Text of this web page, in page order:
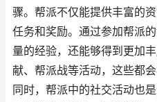
骤。帮派不仅能提供丰富的
任务和奖励。通过参加帮派
量的经验，还能够得到更加
献、帮派战等活动，这些都
同时，帮派中的社交活动也